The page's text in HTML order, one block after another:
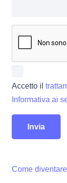
Accetto il
Informativa ai
Come